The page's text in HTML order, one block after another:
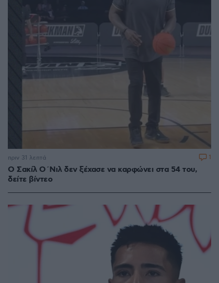
Ο Σακίλ Ο΄Νιλ δεν ξέχασε να καρφώνει στα 54 του,
δείτε βίντεο
πριν 31 λεπτά 1